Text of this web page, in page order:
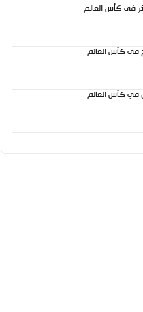
في كأس العالم
في كأس العالم
في كأس العالم